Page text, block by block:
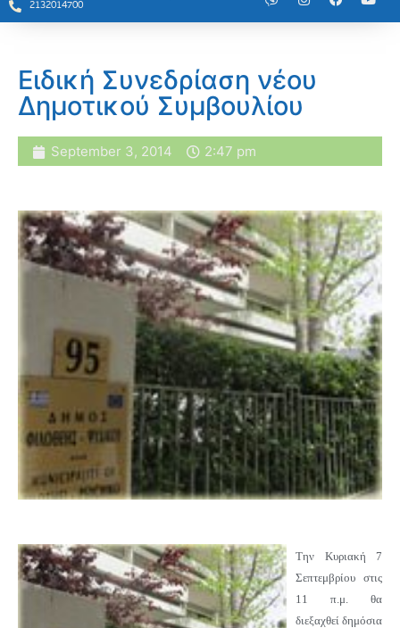
2132014700
Ειδική Συνεδρίαση νέου
Δημοτικού Συμβουλίου
September 3, 2014 2:47 pm
Την Κυριακή 7
Σεπτεμβρίου στις
11 π.μ. θα
διεξαχθεί δημόσια